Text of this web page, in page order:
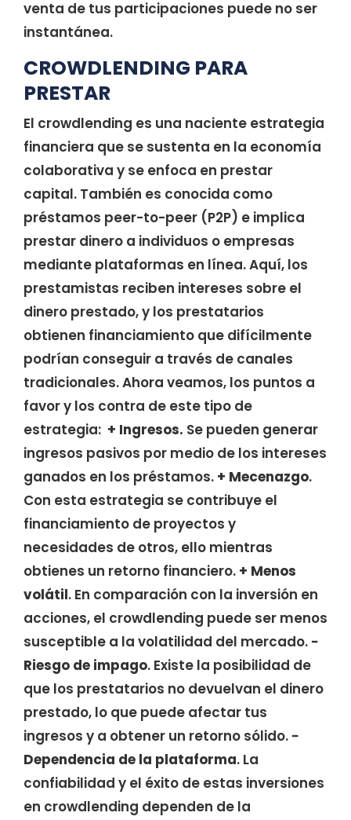
venta de tus participaciones puede no ser
instantánea.
CROWDLENDING PARA
PRESTAR
El crowdlending es una naciente estrategia
financiera que se sustenta en la economía
colaborativa y se enfoca en prestar
capital. También es conocida como
préstamos peer-to-peer (P2P) e implica
prestar dinero a individuos o empresas
mediante plataformas en línea. Aquí, los
prestamistas reciben intereses sobre el
dinero prestado, y los prestatarios
obtienen financiamiento que difícilmente
podrían conseguir a través de canales
tradicionales. Ahora veamos, los puntos a
favor y los contra de este tipo de
estrategia: + Ingresos. Se pueden generar
ingresos pasivos por medio de los intereses
ganados en los préstamos. + Mecenazgo.
Con esta estrategia se contribuye el
financiamiento de proyectos y
necesidades de otros, ello mientras
obtienes un retorno financiero. + Menos
volátil. En comparación con la inversión en
acciones, el crowdlending puede ser menos
susceptible a la volatilidad del mercado. −
Riesgo de impago. Existe la posibilidad de
que los prestatarios no devuelvan el dinero
prestado, lo que puede afectar tus
ingresos y a obtener un retorno sólido. −
Dependencia de la plataforma. La
confiabilidad y el éxito de estas inversiones
en crowdlending dependen de la